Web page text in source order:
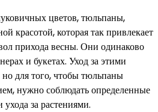
цветов, тюльпаны,
красотой, которая так привлекает
прихода весны. Они одинаково
и букетах. Уход за этими
для того, чтобы тюльпаны
нужно соблюдать определенные
за растениями.